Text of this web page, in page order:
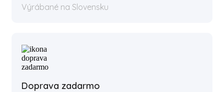
Výrábané na Slovensku
Doprava zadarmo